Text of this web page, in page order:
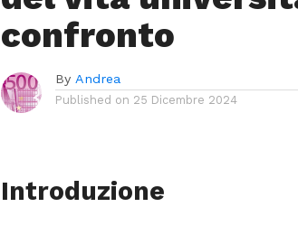
confronto
By Andrea
Published on 25 Dicembre 2024
Introduzione